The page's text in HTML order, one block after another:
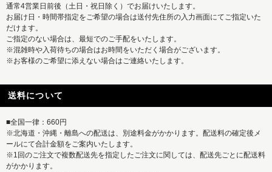
通常4営業日前後（土日・祝日除く）でお届けいたします。
お届け日・時間帯指定をご希望の場合は送付先住所の入力画面にてご指定いた
だけます。
ご指定のない場合は、最短でのご手配をいたします。
※混雑時や入荷待ちの場合はお時間をいただく場合がございます。
※お客様のご希望に添えない場合はご連絡いたします。
送料について
■全国一律：660円
※北海道・沖縄・離島への配送は、別途料金がかかります。配送料の確定後メ
ールにて合計金額をご案内いたします。
※1回のご注文で複数配送先を指定したご注文に関しては、配送先ごとに配送料
がかかります。